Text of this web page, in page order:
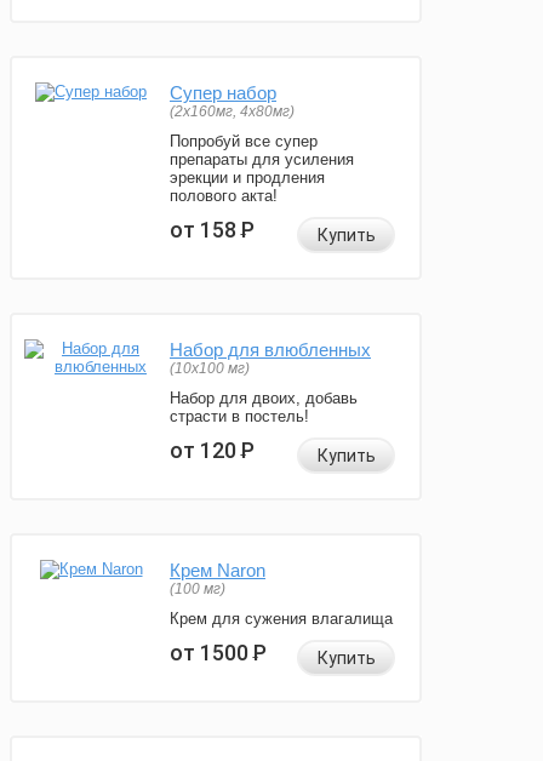
Супер набор
(2х160мг, 4х80мг)
Попробуй все супер
препараты для усиления
эрекции и продления
полового акта!
от 158Р Купить
Набор для влюбленных
(10х100 мг)
Набор для двоих, добавь
страсти в постель!
от 120Р Купить
Крем Naron
(100 мг)
Крем для сужения влагалища
от 1500Р Купить